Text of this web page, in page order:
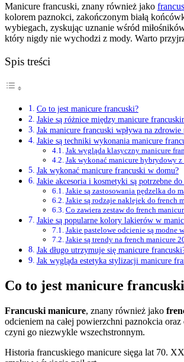
Manicure francuski, znany również jako
kolorem paznokci, zakończonym białą
wybiegach, zyskując uznanie wśród
który nigdy nie wychodzi z mody. Warto
Spis treści
Co to jest manicure francuski?
Jakie są różnice między manicure
Jak manicure francuski wpływa na zdrowie
Jakie są techniki wykonania manicure
Jak wygląda klasyczny manicure
Jak wykonać manicure hybrydowy z
Jak wykonać manicure francuski w domu?
Jakie akcesoria i kosmetyki są potrzebne
Jakie są zastosowania pędzelka do
Jakie są rodzaje naklejek do french
Co zawiera zestaw do french
Jakie są popularne kolory lakierów w
Jakie pastelowe odcienie są modne
Jakie są trendy na french manicure
Jak długo utrzymuje się manicure
Jak wygląda estetyka stylizacji manicure
Co to jest manicure
Francuski manicure, znany również jako
odcieniem na całej powierzchni paznokcia
czyni go niezwykle wszechstronnym.
Historia francuskiego manicure sięga lat 70.